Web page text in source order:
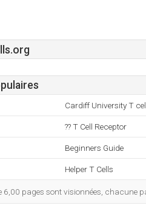
Cardiff University T
?? T Cell Receptor
Beginners Guide
Helper T Cells
6,00 pages sont visionnées, chacune